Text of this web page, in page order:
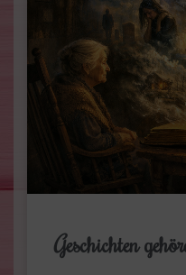
Geschichten